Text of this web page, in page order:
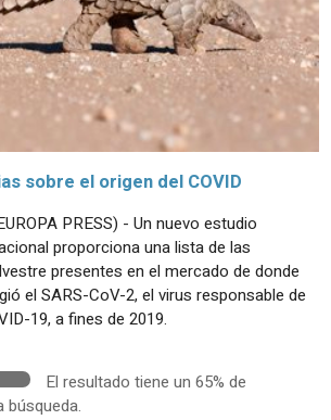
sobre el origen del COVID
PRESS) - Un nuevo estudio
proporciona una lista de las
presentes en el mercado de donde
el SARS-CoV-2, el virus responsable de
19, a fines de 2019.
El resultado tiene un 65% de
búsqueda.